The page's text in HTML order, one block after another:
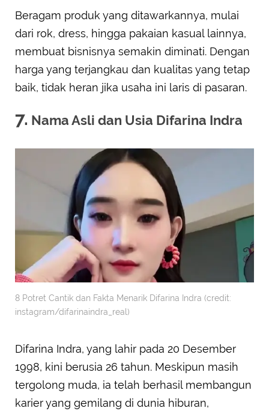
Beragam produk yang ditawarkannya, mulai
dari rok, dress, hingga pakaian kasual lainnya,
membuat bisnisnya semakin diminati. Dengan
harga yang terjangkau dan kualitas yang tetap
baik, tidak heran jika usaha ini laris di pasaran.
7. Nama Asli dan Usia Difarina Indra
8 Potret Cantik dan Fakta Menarik Difarina Indra (credit:
instagram/difarinaindra_real)
Difarina Indra, yang lahir pada 20 Desember
1998, kini berusia 26 tahun. Meskipun masih
tergolong muda, ia telah berhasil membangun
karier yang gemilang di dunia hiburan,